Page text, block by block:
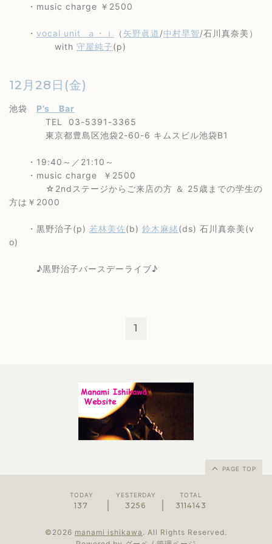
・music charge ￥2500
・ vocal unit ａ・ｉ （ 矢野眞道/中村早智/石川真奈美）
with 守屋純子(p)
12月28日(金)
池袋 P’s Bar
TEL 03-5391-3365
東京都豊島区池袋2-60-6 キムスビル池袋B1
・19:40～／21:10～
・music charge ￥2500
☆2ndステージからご来店の方 ＆ 25歳までの学生の
方は￥2000
・黒野治子(p) 若林美佐(b) 鈴木麻緒(ds) 石川真奈美(v
o)
♪黒野治子バースデーライブ♪
1
PAGE TOP
TODAY
137
YESTERDAY
3256
TOTAL
3114143
©2026 manami ishikawa . All Rights Reserved.